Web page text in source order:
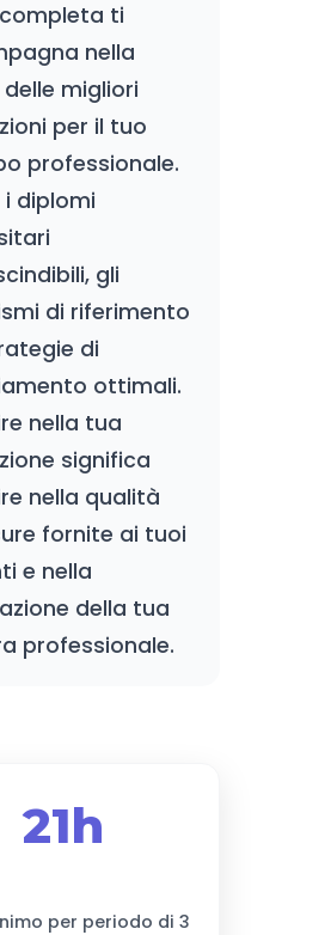
ti
nella
migliori
per il tuo
professionale.
i diplomi
gli
di riferimento
di
ottimali.
nella tua
significa
nella qualità
fornite ai tuoi
e nella
della tua
professionale.
21h
per periodo di 3